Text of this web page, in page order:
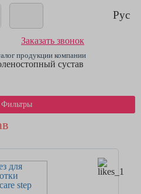
Рус
Заказать звонок
продукции компании
сустав
Фильтры